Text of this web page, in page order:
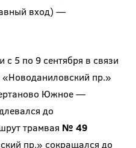
вход) —
с 5 по 9 сентября в связи
«Новоданиловский пр.»
Южное —
до
трамвая № 49
пр.» сокращался до